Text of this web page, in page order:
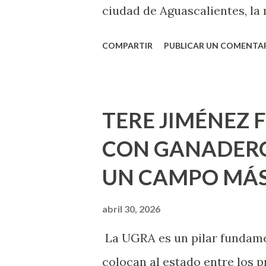
ciudad de Aguascalientes, la
Estado, la Fundación
Montañez informó que en
metros cuadrados de
Jesús F. Elizondo y la calle
Septiembre, en los edificios
COMPARTIR PUBLICAR UN
TERE JIMÉNEZ
CON
UN CAMPO
abril 30, 2026
La UGRA es un pilar
colocan al estado entre los